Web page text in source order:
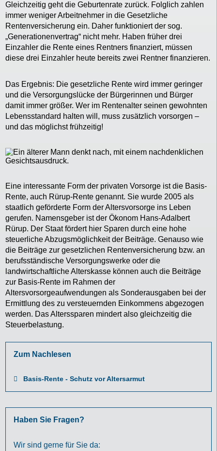
Gleichzeitig geht die Geburtenrate zurück. Folglich zahlen
immer weniger Arbeitnehmer in die Gesetzliche
Rentenversicherung ein. Daher funktioniert der sog.
„Generationenvertrag“ nicht mehr. Haben früher drei
Einzahler die Rente eines Rentners finanziert, müssen
diese drei Einzahler heute bereits zwei Rentner finanzieren.
Das Ergebnis: Die gesetzliche Rente wird immer geringer
und die Versorgungslücke der Bürgerinnen und Bürger
damit immer größer. Wer im Rentenalter seinen gewohnten
Lebensstandard halten will, muss zusätzlich vorsorgen –
und das möglichst frühzeitig!
Eine interessante Form der privaten Vorsorge ist die Basis-
Rente, auch Rürup-Rente genannt. Sie wurde 2005 als
staatlich geförderte Form der Altersvorsorge ins Leben
gerufen. Namensgeber ist der Ökonom Hans-Adalbert
Rürup. Der Staat fördert hier Sparen durch eine hohe
steuerliche Abzugsmöglichkeit der Beiträge. Genauso wie
die Beiträge zur gesetzlichen Rentenversicherung bzw. an
berufsständische Versorgungswerke oder die
landwirtschaftliche Alterskasse können auch die Beiträge
zur Basis-Rente im Rahmen der
Altersvorsorgeaufwendungen als Sonderausgaben bei der
Ermittlung des zu versteuernden Einkommens abgezogen
werden. Das Alterssparen mindert also gleichzeitig die
Steuerbelastung.
Zum Nachlesen
Basis-Rente - Schutz vor Altersarmut
Haben Sie Fragen?
Wir sind gerne für Sie da: